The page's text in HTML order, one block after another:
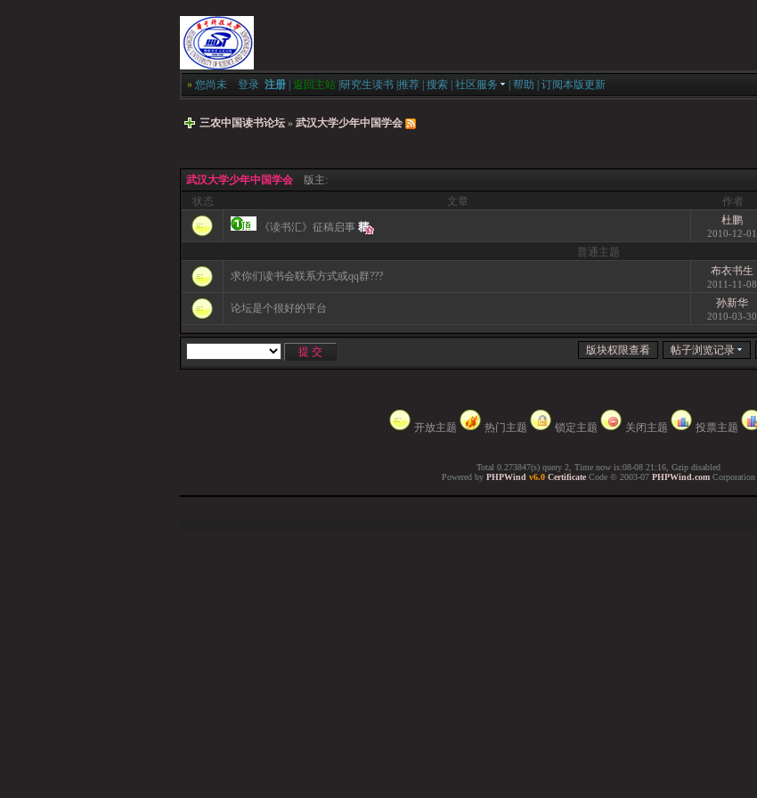
» 您尚未 登录 注册 返回主站 研究生读书 推荐 搜索 社区服务 帮助 订阅本版更新
三农中国读书论坛 » 武汉大学少年中国学会
武汉大学少年中国学会版主:
状态
文章 作者
《读书汇》征稿启事
杜鹏
2010-12-01
普通主题
求你们读书会联系方式或qq群???
布衣书生
2011-11-08
论坛是个很好的平台 孙新华
2010-03-30
版块权限查看 帖子浏览记录
开放主题 热门主题 锁定主题 关闭主题 投票主题
Total 0.273847(s) query 2, Time now is:08-08 21:16, Gzip disabled
Powered by PHPWind v6.0 Certificate Code © 2003-07 PHPWind.com Corporation